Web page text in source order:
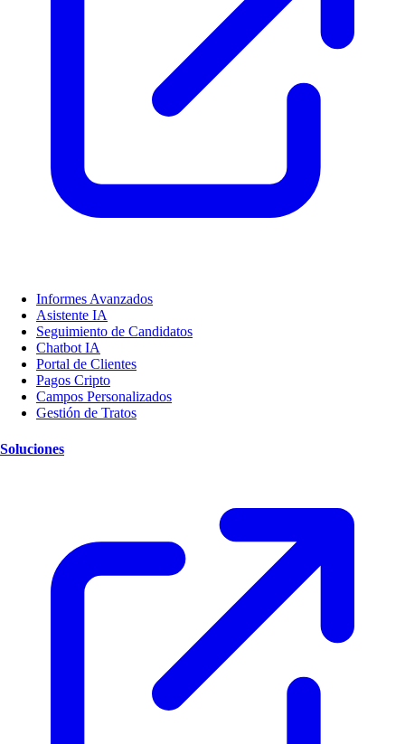
Informes Avanzados
Asistente IA
Seguimiento de Candidatos
Chatbot IA
Portal de Clientes
Pagos Cripto
Campos Personalizados
Gestión de Tratos
Soluciones